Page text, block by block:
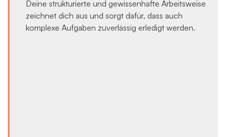
Deine strukturierte und gewissenhafte Arbeitsweise
zeichnet dich aus und sorgt dafür, dass auch
komplexe Aufgaben zuverlässig erledigt werden.